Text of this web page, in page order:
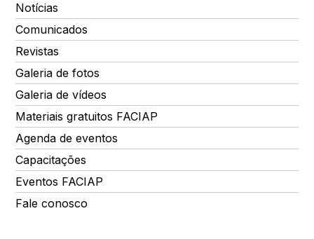
Notícias
Comunicados
Revistas
Galeria de fotos
Galeria de vídeos
Materiais gratuitos FACIAP
Agenda de eventos
Capacitações
Eventos FACIAP
Fale conosco